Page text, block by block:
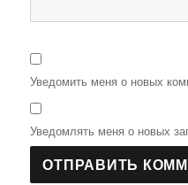
Уведомить меня о новых
Уведомлять меня о новых